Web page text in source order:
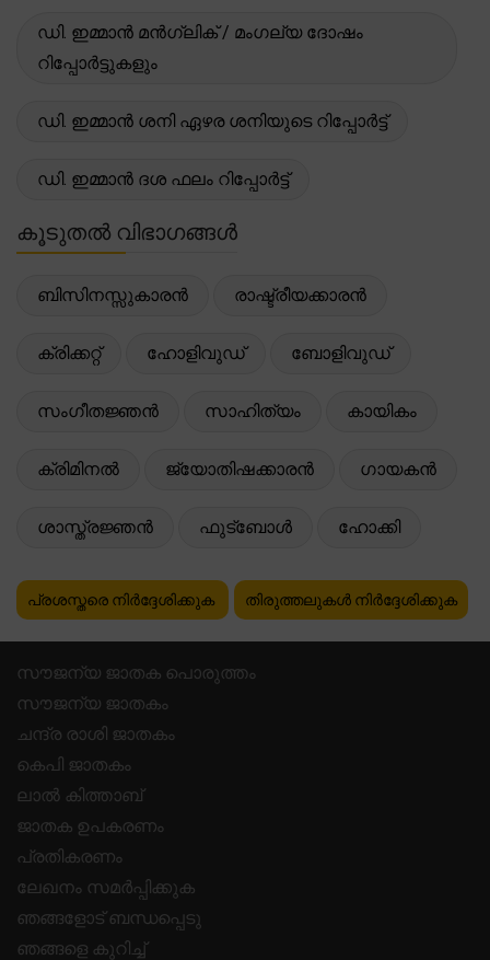
ഡി. ഇമ്മാൻ മൻഗ്ലിക് / മംഗല്യ ദോഷം
റിപ്പോർട്ടുകളും
ഡി. ഇമ്മാൻ ശനി ഏഴര ശനിയുടെ റിപ്പോർട്ട്
ഡി. ഇമ്മാൻ ദശ ഫലം റിപ്പോർട്ട്
കൂടുതൽ വിഭാഗങ്ങൾ
ബിസിനസ്സുകാരൻ രാഷ്ട്രീയക്കാരൻ
ക്രിക്കറ്റ് ഹോളിവുഡ് ബോളിവുഡ്
സംഗീതജ്ഞൻ സാഹിത്യം കായികം
ക്രിമിനൽ ജ്യോതിഷക്കാരൻ ഗായകൻ
ശാസ്ത്രജ്ഞൻ ഫുട്ബോൾ ഹോക്കി
പ്രശസ്തരെ നിർദ്ദേശിക്കുക തിരുത്തലുകൾ നിർദ്ദേശിക്കുക
സൗജന്യ ജാതക പൊരുത്തം
സൗജന്യ ജാതകം
ചന്ദ്ര രാശി ജാതകം
കെപി ജാതകം
ലാൽ കിത്താബ്
ജാതക ഉപകരണം
പ്രതികരണം
ലേഖനം സമർപ്പിക്കുക
ഞങ്ങളോട് ബന്ധപ്പെടു
ഞങ്ങളെ കുറിച്ച്